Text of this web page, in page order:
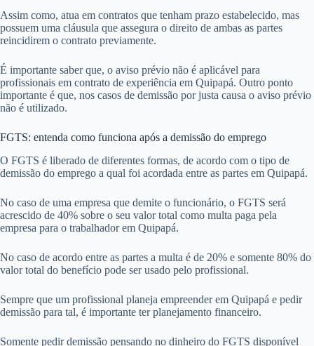
Assim como, atua em contratos que tenham prazo estabelecido, mas
possuem uma cláusula que assegura o direito de ambas as partes
reincidirem o contrato previamente.
É importante saber que, o aviso prévio não é aplicável para
profissionais em contrato de experiência em Quipapá. Outro ponto
importante é que, nos casos de demissão por justa causa o aviso prévio
não é utilizado.
FGTS: entenda como funciona após a demissão do emprego
O FGTS é liberado de diferentes formas, de acordo com o tipo de
demissão do emprego a qual foi acordada entre as partes em Quipapá.
No caso de uma empresa que demite o funcionário, o FGTS será
acrescido de 40% sobre o seu valor total como multa paga pela
empresa para o trabalhador em Quipapá.
No caso de acordo entre as partes a multa é de 20% e somente 80% do
valor total do benefício pode ser usado pelo profissional.
Sempre que um profissional planeja empreender em Quipapá e pedir
demissão para tal, é importante ter planejamento financeiro.
Somente pedir demissão pensando no dinheiro do FGTS disponível